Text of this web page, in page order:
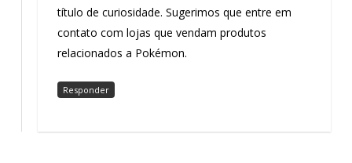
título de curiosidade. Sugerimos que entre em
contato com lojas que vendam produtos
relacionados a Pokémon.
Responder